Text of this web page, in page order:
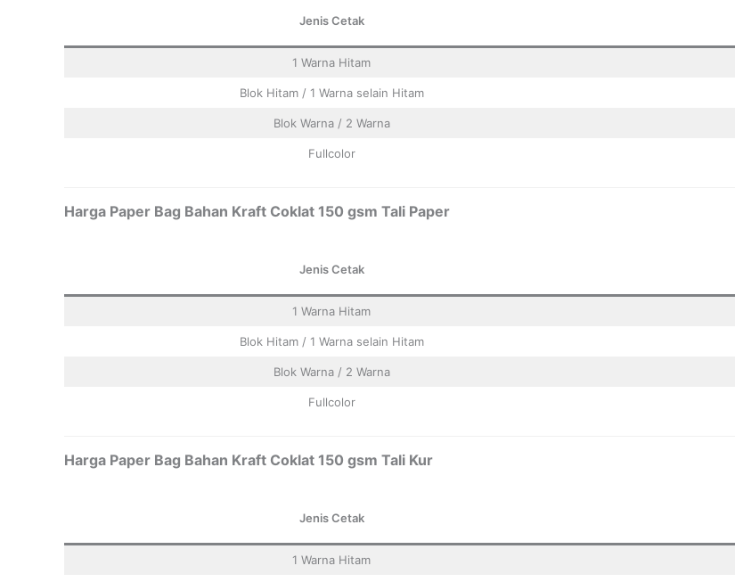
Jenis Cetak
1 Warna Hitam
Blok Hitam / 1 Warna selain Hitam
Blok Warna / 2 Warna
Fullcolor
Harga Paper Bag Bahan Kraft Coklat 150 gsm Tali Paper
Jenis Cetak
1 Warna Hitam
Blok Hitam / 1 Warna selain Hitam
Blok Warna / 2 Warna
Fullcolor
Harga Paper Bag Bahan Kraft Coklat 150 gsm Tali Kur
Jenis Cetak
1 Warna Hitam